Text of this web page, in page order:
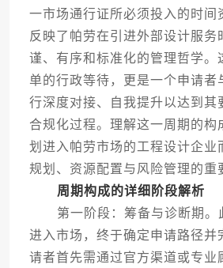
一市场通行证所必须投入的时间
反映了帕劳在引进外部设计服务
谨、有序和标准化的管理哲学。
单的行政等待，更是一个申请者
行深度对接、自我提升以达到其
合规化过程。理解这一周期的构
划进入帕劳市场的工程设计企业
规划、资源配置与风险管理的重
周期构成的详细阶段解析
第一阶段：筹备与诊断期。
进入市场，终于确定申请路径并
请者首先需通过官方渠道或专业